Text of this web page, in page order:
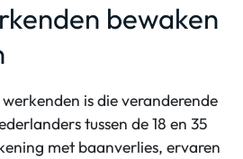
bewaken
is die veranderende
tussen de 18 en 35
met baanverlies, ervaren